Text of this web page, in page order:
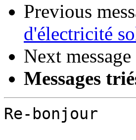
Previous
d'électricité
Next
Messages
Re-bonjour